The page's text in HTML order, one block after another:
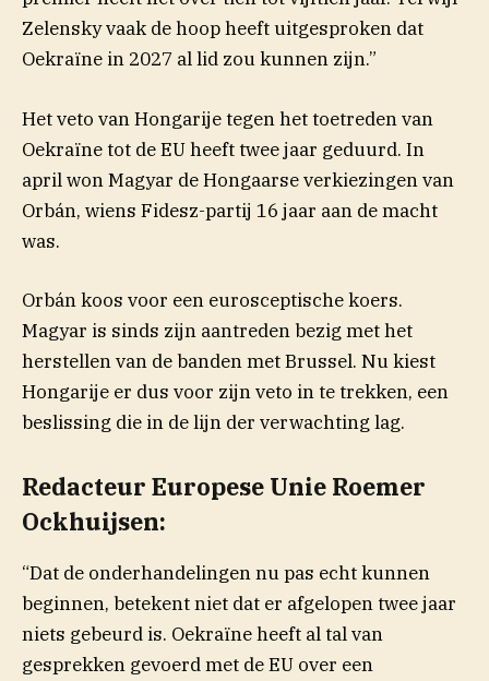
Zelensky vaak de hoop heeft uitgesproken dat
Oekraïne in 2027 al lid zou kunnen zijn.”
Het veto van Hongarije tegen het toetreden van
Oekraïne tot de EU heeft twee jaar geduurd. In
april won Magyar de Hongaarse verkiezingen van
Orbán, wiens Fidesz-partij 16 jaar aan de macht
was.
Orbán koos voor een eurosceptische koers.
Magyar is sinds zijn aantreden bezig met het
herstellen van de banden met Brussel. Nu kiest
Hongarije er dus voor zijn veto in te trekken, een
beslissing die in de lijn der verwachting lag.
Redacteur Europese Unie Roemer
Ockhuijsen:
“Dat de onderhandelingen nu pas echt kunnen
beginnen, betekent niet dat er afgelopen twee jaar
niets gebeurd is. Oekraïne heeft al tal van
gesprekken gevoerd met de EU over een